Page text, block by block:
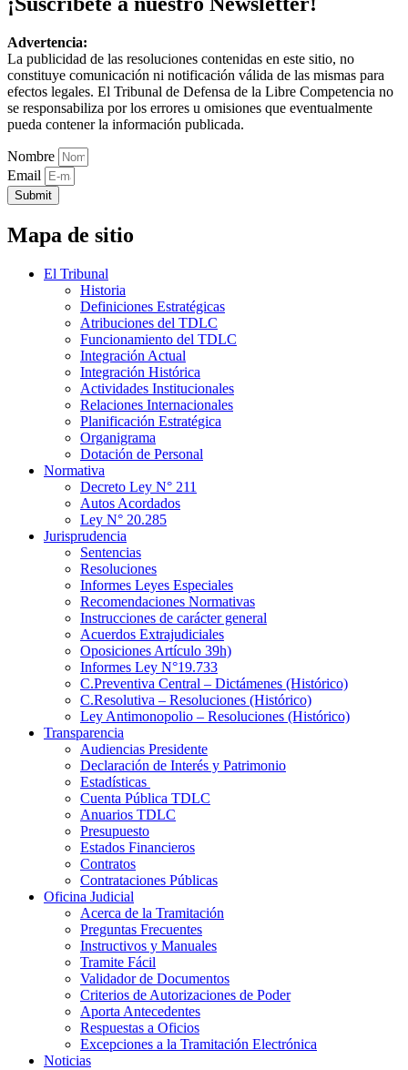
Advertencia:
La publicidad de las resoluciones contenidas en este sitio, no
constituye comunicación ni notificación válida de las mismas para
efectos legales. El Tribunal de Defensa de la Libre Competencia no
se responsabiliza por los errores u omisiones que eventualmente
pueda contener la información publicada.
Nombre
Email
Submit
Mapa de sitio
El Tribunal
Historia
Definiciones Estratégicas
Atribuciones del TDLC
Funcionamiento del TDLC
Integración Actual
Integración Histórica
Actividades Institucionales
Relaciones Internacionales
Planificación Estratégica
Organigrama
Dotación de Personal
Normativa
Decreto Ley N° 211
Autos Acordados
Ley N° 20.285
Jurisprudencia
Sentencias
Resoluciones
Informes Leyes Especiales
Recomendaciones Normativas
Instrucciones de carácter general
Acuerdos Extrajudiciales
Oposiciones Artículo 39h)
Informes Ley N°19.733
C.Preventiva Central – Dictámenes (Histórico)
C.Resolutiva – Resoluciones (Histórico)
Ley Antimonopolio – Resoluciones (Histórico)
Transparencia
Audiencias Presidente
Declaración de Interés y Patrimonio
Estadísticas
Cuenta Pública TDLC
Anuarios TDLC
Presupuesto
Estados Financieros
Contratos
Contrataciones Públicas
Oficina Judicial
Acerca de la Tramitación
Preguntas Frecuentes
Instructivos y Manuales
Tramite Fácil
Validador de Documentos
Criterios de Autorizaciones de Poder
Aporta Antecedentes
Respuestas a Oficios
Excepciones a la Tramitación Electrónica
Noticias